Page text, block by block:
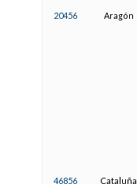
20456 Aragón
46856 Cataluña